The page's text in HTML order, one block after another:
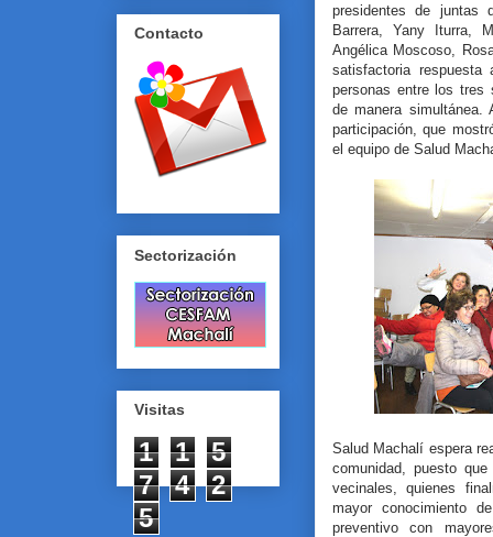
presidentes de juntas
Barrera, Yany Iturra,
Angélica Moscoso,
satisfactoria
personas entre los tres
de manera simultánea.
participación, que
el equipo de Salud
Salud Machalí espera
comunidad, puesto
vecinales, quienes
mayor conocimiento
preventivo con
Contacto
Sectorización
Visitas
1 1
5
7
4
2
5